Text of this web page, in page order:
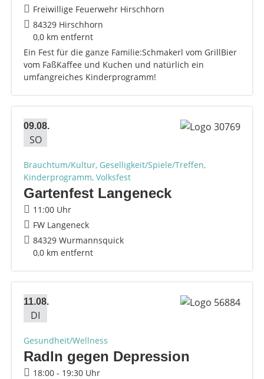
Freiwillige Feuerwehr Hirschhorn
84329 Hirschhorn
0,0 km entfernt
Ein Fest für die ganze Familie:Schmakerl vom GrillBier
vom FaßKaffee und Kuchen und natürlich ein
umfangreiches Kinderprogramm!
09.08.
SO
Brauchtum/Kultur, Geselligkeit/Spiele/Treffen,
Kinderprogramm, Volksfest
Gartenfest Langeneck
11:00 Uhr
FW Langeneck
84329 Wurmannsquick
0,0 km entfernt
11.08.
DI
Gesundheit/Wellness
Radln gegen Depression
18:00 - 19:30 Uhr